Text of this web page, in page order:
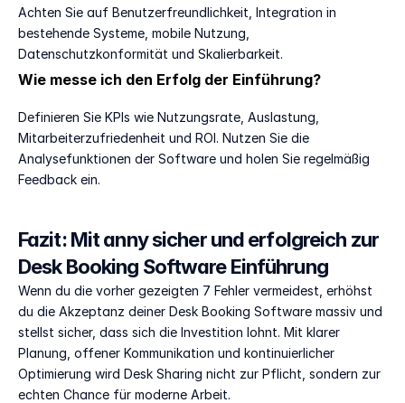
Achten Sie auf Benutzerfreundlichkeit, Integration in
bestehende Systeme, mobile Nutzung,
Datenschutzkonformität und Skalierbarkeit.
Wie messe ich den Erfolg der Einführung?
Definieren Sie KPIs wie Nutzungsrate, Auslastung,
Mitarbeiterzufriedenheit und ROI. Nutzen Sie die
Analysefunktionen der Software und holen Sie regelmäßig
Feedback ein.
Fazit: Mit anny sicher und erfolgreich zur
Desk Booking Software Einführung
Wenn du die vorher gezeigten 7 Fehler vermeidest, erhöhst
du die Akzeptanz deiner Desk Booking Software massiv und
stellst sicher, dass sich die Investition lohnt. Mit klarer
Planung, offener Kommunikation und kontinuierlicher
Optimierung wird Desk Sharing nicht zur Pflicht, sondern zur
echten Chance für moderne Arbeit.